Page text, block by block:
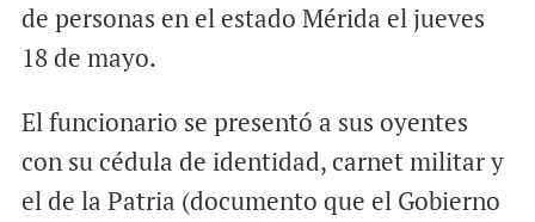
de personas en el estado Mérida el jueves
18 de mayo.
El funcionario se presentó a sus oyentes
con su cédula de identidad, carnet militar y
el de la Patria (documento que el Gobierno